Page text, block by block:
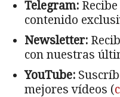
Telegram:
contenido
Newsletter:
con nuestras
YouTube:
mejores vídeos (